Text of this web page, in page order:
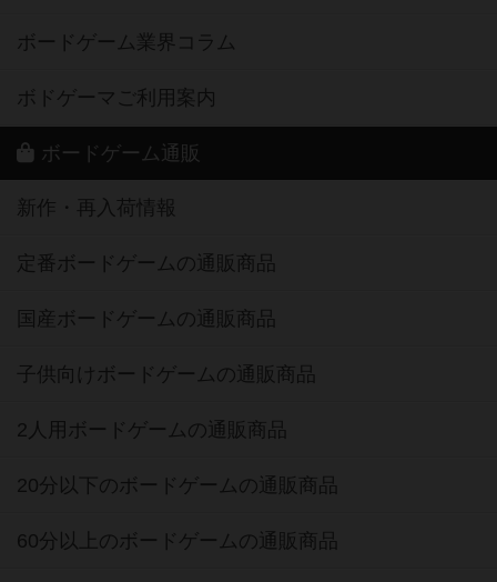
ボードゲーム業界コラム
ボドゲーマご利用案内
ボードゲーム通販
新作・再入荷情報
定番ボードゲームの通販商品
国産ボードゲームの通販商品
子供向けボードゲームの通販商品
2人用ボードゲームの通販商品
20分以下のボードゲームの通販商品
60分以上のボードゲームの通販商品